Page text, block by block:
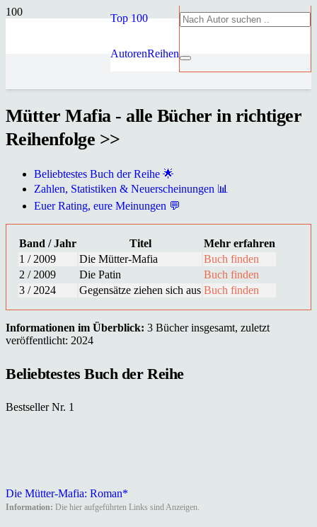
Top 100
AutorenReihen
Mütter Mafia - alle Bücher in richtiger
Reihenfolge >>
Beliebtestes Buch der Reihe 🌟
Zahlen, Statistiken & Neuerscheinungen 📊
Euer Rating, eure Meinungen 💬
Band / Jahr Titel
Mehr erfahren
1 / 2009
Die Mütter-Mafia
Buch finden
2 / 2009
Die Patin
Buch finden
3 / 2024
Gegensätze ziehen sich aus Buch finden
Informationen im Überblick: 3 Bücher insgesamt, zuletzt
veröffentlicht: 2024
Beliebtestes Buch der Reihe
Bestseller Nr. 1
Die Mütter-Mafia: Roman*
Information: Die hier aufgeführten Links sind Anzeigen.